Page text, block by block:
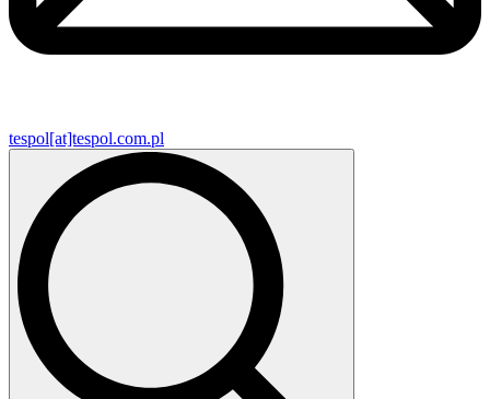
tespol[at]tespol.com.pl
Search